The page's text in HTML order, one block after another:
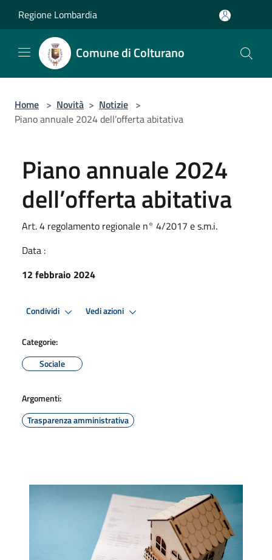
Regione Lombardia
Comune di Colturano
Home > Novità > Notizie >
Piano annuale 2024 dell’offerta abitativa
Piano annuale 2024
dell’offerta abitativa
Art. 4 regolamento regionale n° 4/2017 e s.m.i.
Data :
12 febbraio 2024
Condividi Vedi azioni
Categorie:
Sociale
Argomenti:
Trasparenza amministrativa